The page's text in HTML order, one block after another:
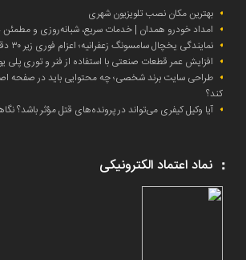
بهترین مکان نصب تلویزیون شهری
امداد خودرو همدان | خدمات سریع، شبانه‌روزی و مطمئن
نمایندگی یخچال سامسونگ زعفرانیه؛ اعزام فوری زیر ۳۰ دقیقه
افزایش عمر قطعات صنعتی با استفاده از فنر و توری پلی
طراحی سایت برند شخصی؛ چه محتوایی باید در صفحه
کند؟
آیا وکیل کیفری می‌تواند در پرونده‌های قتل مؤثر باشد؟
نماد اعتماد الکترونیکی